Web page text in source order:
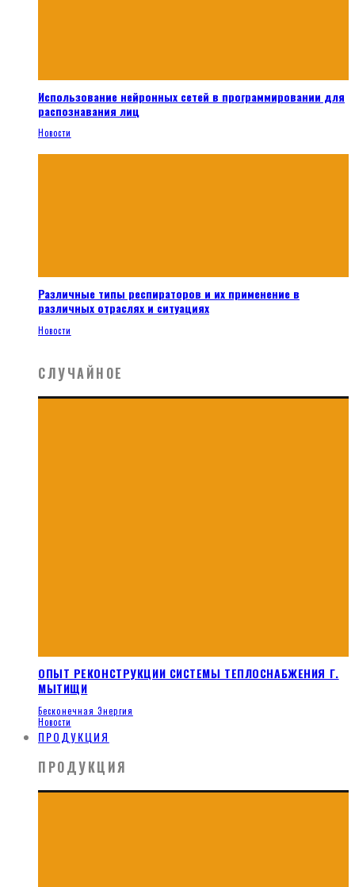
Использование нейронных сетей в программировании для
распознавания лиц
Новости
Различные типы респираторов и их применение в
различных отраслях и ситуациях
Новости
СЛУЧАЙНОЕ
ОПЫТ РЕКОНСТРУКЦИИ СИСТЕМЫ ТЕПЛОСНАБЖЕНИЯ Г.
МЫТИЩИ
Бесконечная Энергия
Новости
ПРОДУКЦИЯ
ПРОДУКЦИЯ